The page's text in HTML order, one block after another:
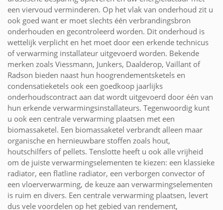
een viervoud verminderen. Op het vlak van onderhoud zit u
ook goed want er moet slechts één verbrandingsbron
onderhouden en gecontroleerd worden. Dit onderhoud is
wettelijk verplicht en het moet door een erkende technicus
of verwarming installateur uitgevoerd worden. Bekende
merken zoals Viessmann, Junkers, Daalderop, Vaillant of
Radson bieden naast hun hoogrendementsketels en
condensatieketels ook een goedkoop jaarlijks
onderhoudscontract aan dat wordt uitgevoerd door één van
hun erkende verwarmingsinstallateurs. Tegenwoordig kunt
u ook een centrale verwarming plaatsen met een
biomassaketel. Een biomassaketel verbrandt alleen maar
organische en hernieuwbare stoffen zoals hout,
houtschilfers of pellets. Tenslotte heeft u ook alle vrijheid
om de juiste verwarmingselementen te kiezen: een klassieke
radiator, een flatline radiator, een verborgen convector of
een vloerverwarming, de keuze aan verwarmingselementen
is ruim en divers. Een centrale verwarming plaatsen, levert
dus vele voordelen op het gebied van rendement,